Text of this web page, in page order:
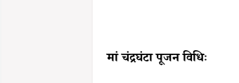
मां चंद्रघंटा पूजन विधिः